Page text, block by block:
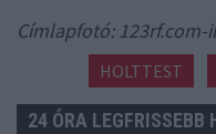
Címlapfotó:
HOLTTEST
24 ÓRA LEGFRISSEBB